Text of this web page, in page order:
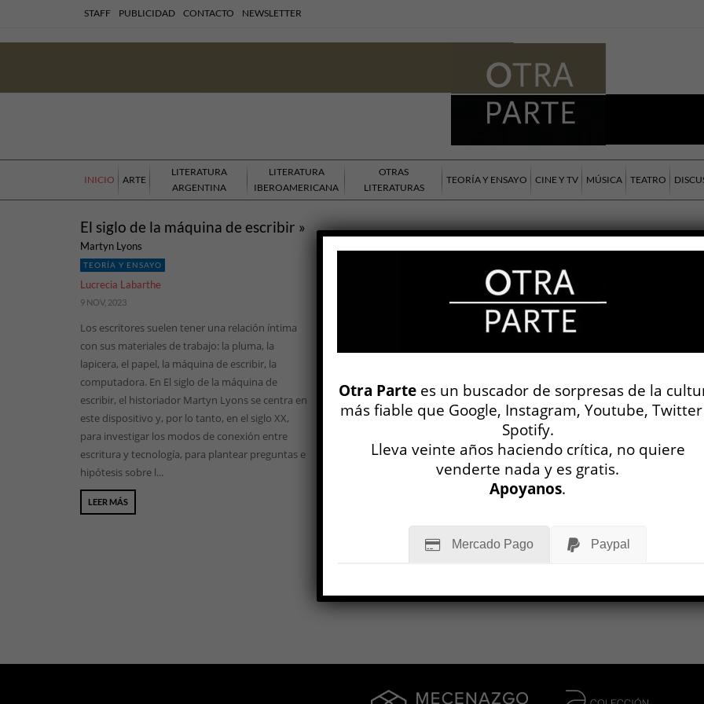
STAFF PUBLICIDAD CONTACTO NEWSLETTER
INICIO ARTE
LITERATURA
ARGENTINA
LITERATURA
IBEROAMERICANA
OTRAS
LITERATURAS
TEORÍA Y ENSAYO CINE Y TV MÚSICA TEATRO
El siglo de la máquina de escribir »
Martyn Lyons
TEORÍA Y ENSAYO
Lucrecia Labarthe
9 NOV, 2023
Los escritores suelen tener una relación íntima
con sus materiales de trabajo: la pluma, la
lapicera, el papel, la máquina de escribir, la
computadora. En El siglo de la máquina de
escribir, el historiador Martyn Lyons se centra en
este dispositivo y, por lo tanto, en el siglo XX,
para investigar los modos de conexión entre
escritura y tecnología, para plantear preguntas e
hipótesis sobre l...
LEER MÁS
Otra Parte es un buscador de sorpresas de la
más fiable que Google, Instagram, Youtube,
Spotify.
Lleva veinte años haciendo crítica, no quiere
venderte nada y es gratis.
Apoyanos.
Mercado Pago Paypal